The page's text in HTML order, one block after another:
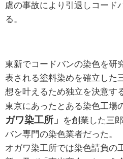
慮の事故により引退しコード
る。
東新でコードバンの染色を研
表される塗料染めを確立し
想を叶えるため独立を決意す
東京にあったとある染色工場
ガワ染工所」
を創業した三
バン専門の染色業者だった。
オガワ染工所では染色請負の